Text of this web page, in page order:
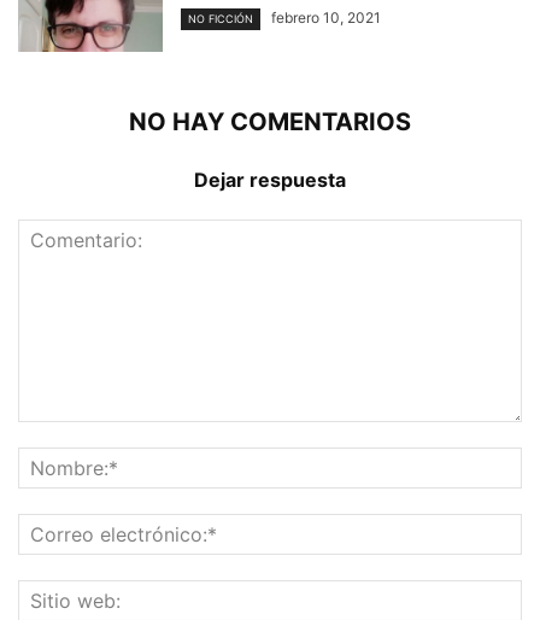
NO FICCIÓN febrero 10, 2021
NO HAY COMENTARIOS
Dejar respuesta